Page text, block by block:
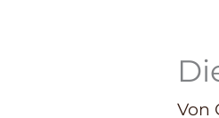
Von